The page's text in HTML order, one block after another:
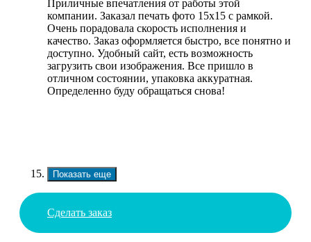
Приличные впечатления от работы этой
компании. Заказал печать фото 15х15 с рамкой.
Очень порадовала скорость исполнения и
качество. Заказ оформляется быстро, все понятно и
доступно. Удобный сайт, есть возможность
загрузить свои изображения. Все пришло в
отличном состоянии, упаковка аккуратная.
Определенно буду обращаться снова!
Показать еще
Сделать заказ